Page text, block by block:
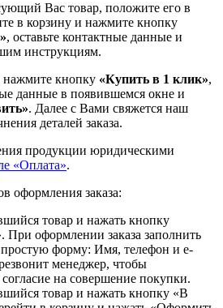
Вас товар, положите его в
в корзину и нажмите кнопку
, оставьте контактные данные и
инструкциям.
нажмите кнопку «Купить в 1 клик»,
данные в появившемся окне и
. Далее с Вами свяжется наш
деталей заказа.
продукции юридическими
«Оплата».
оформления заказа:
товар и нажать кнопку
При оформлении заказа заполнить
форму: Имя, телефон и e-
менеджер, чтобы
на совершение покупки.
товар и нажать кнопку «В